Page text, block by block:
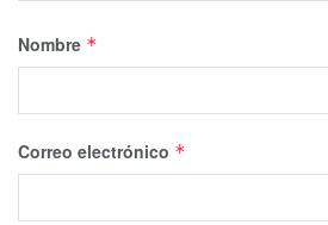
Nombre *
Correo electrónico *